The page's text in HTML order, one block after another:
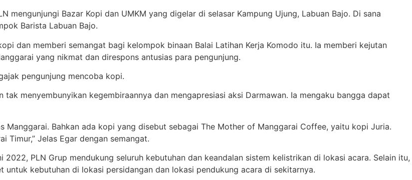
mengunjungi Bazar Kopi dan UMKM yang digelar di selasar Kampung Ujung, Labuan Bajo. Di sana
Barista Labuan Bajo.
dan memberi semangat bagi kelompok binaan Balai Latihan Kerja Komodo itu. Ia memberi kejutan
yang nikmat dan direspons antusias para pengunjung.
pengunjung mencoba kopi.
menyembunyikan kegembiraannya dan mengapresiasi aksi Darmawan. Ia mengaku bangga dapat
Manggarai. Bahkan ada kopi yang disebut sebagai The Mother of Manggarai Coffee, yaitu kopi Juria.
Jelas Egar dengan semangat.
PLN Grup mendukung seluruh kebutuhan dan keandalan sistem kelistrikan di lokasi acara. Selain itu,
untuk kebutuhan di lokasi persidangan dan lokasi pendukung acara di sekitarnya.